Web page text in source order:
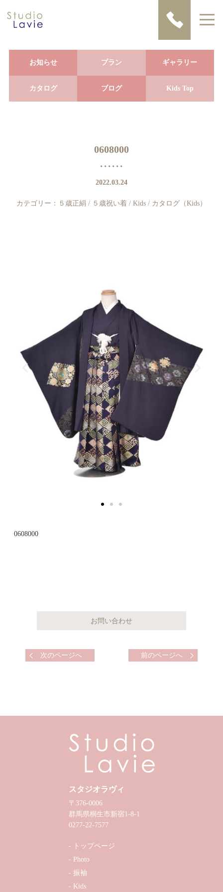
お知らせ プラン ギャラリー
カタログ ブログ Kids Top
0608000
2022.03.24
カテゴリー： ５歳正絹 / ５歳祝い着 / Kids / カタログ（Kids）
0608000
次のページへ 前のページへ
スタジオラヴィ
〒376-0006
群馬県桐生市新宿1-8-1
0277-22-7577
トップページ
Photo
振袖
Kids